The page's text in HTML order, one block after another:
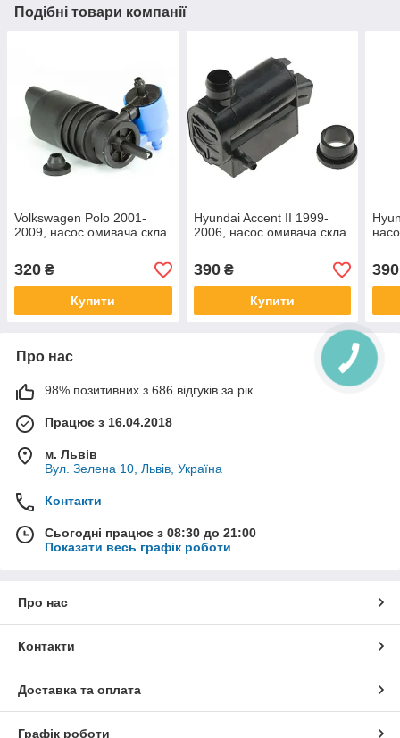
Подібні товари компанії
Volkswagen Polo 2001-
2009, насос омивача скла
320 ₴
Купити
Hyundai Accent II 1999-
2006, насос омивача скла
390₴
Купити
390
Про нас
98% позитивних з 686 відгуків за рік
Працює з 16.04.2018
м. Львів
Вул. Зелена 10, Львів, Україна
Контакти
Сьогодні працює з 08:30 до 21:00
Показати весь графік роботи
Про нас
Контакти
Доставка та оплата
Графік роботи